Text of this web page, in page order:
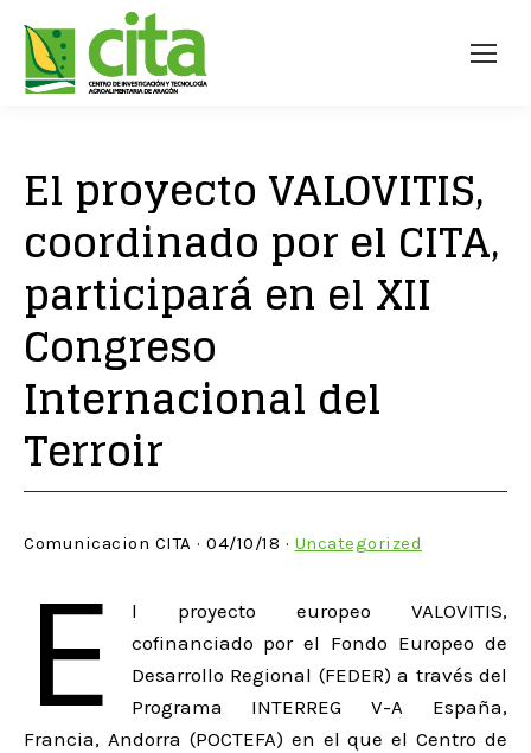
El proyecto VALOVITIS,
coordinado por el CITA,
participará en el XII
Congreso
Internacional del
Terroir
Comunicacion CITA · 04/10/18 · Uncategorized
E
l proyecto europeo VALOVITIS,
cofinanciado por el Fondo Europeo de
Desarrollo Regional (FEDER) a través del
Programa INTERREG V-A España,
Francia, Andorra (POCTEFA) en el que el Centro de